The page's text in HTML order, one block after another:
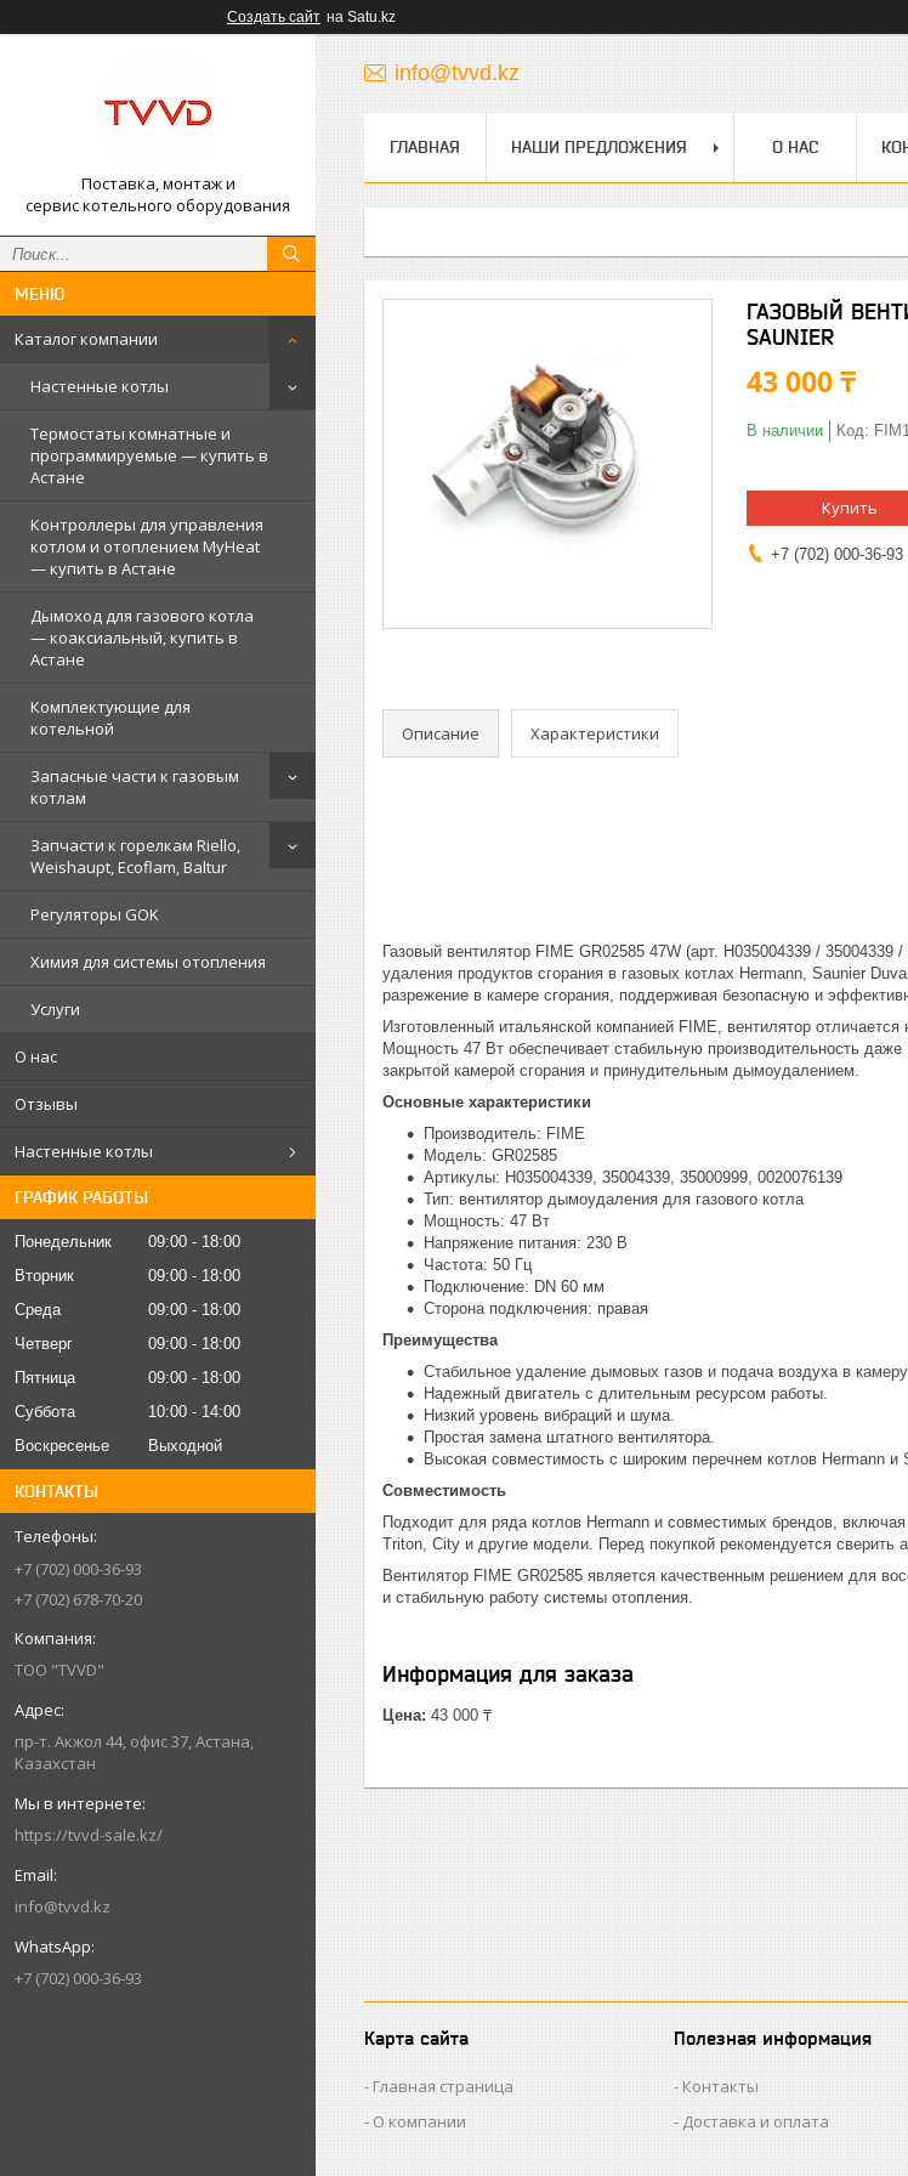
Создать сайт на Satu.kz
Поставка, монтаж и
сервис котельного оборудования
Каталог компании
Настенные котлы
Термостаты комнатные и
программируемые — купить в
Астане
Контроллеры для управления
котлом и отоплением MyHeat
— купить в Астане
Дымоход для газового котла
— коаксиальный, купить в
Астане
Комплектующие для
котельной
Запасные части к газовым
котлам
Запчасти к горелкам Riello,
Weishaupt, Ecoflam, Baltur
Регуляторы GOK
Химия для системы отопления
Услуги
О нас
Отзывы
Настенные котлы
ГРАФИК РАБОТЫ
Понедельник 09:00
18:00
Вторник
09:00
18:00
Среда
09:00
18:00
Четверг
09:00
18:00
Пятница
09:00
18:00
Суббота
10:00
14:00
Воскресенье
Выходной
КОНТАКТЫ
+7 (702) 000-36-93
+7 (702) 678-70-20
ТОО "TVVD"
пр-т. Акжол 44, офис 37, Астана,
Казахстан
https://tvvd-sale.kz/
info@tvvd.kz
+7 (702) 000-36-93
info@tvvd.kz
ГЛАВНАЯ НАШИ ПРЕДЛОЖЕНИЯ О НАС
ГАЗОВЫЙ
SAUNIER
43 000 ₸
В наличии Код:
Купить
+7 (702) 000-36-93
Описание Характеристики
Газовый вентилятор FIME GR02585 47W (арт. H035004339 /
удаления продуктов сгорания в газовых котлах Hermann, Saunier
разрежение в камере сгорания, поддерживая безопасную и
Изготовленный итальянской компанией FIME, вентилятор
Мощность 47 Вт обеспечивает стабильную производительность
закрытой камерой сгорания и принудительным дымоудалением.
Основные характеристики
Производитель: FIME
Модель: GR02585
Артикулы: H035004339, 35004339, 35000999, 0020076139
Тип: вентилятор дымоудаления для газового котла
Мощность: 47 Вт
Напряжение питания: 230 В
Частота: 50 Гц
Подключение: DN 60 мм
Сторона подключения: правая
Преимущества
Стабильное удаление дымовых газов и подача воздуха в камеру
Надежный двигатель с длительным ресурсом работы.
Низкий уровень вибраций и шума.
Простая замена штатного вентилятора.
Высокая совместимость с широким перечнем котлов Hermann и
Совместимость
Подходит для ряда котлов Hermann и совместимых брендов,
Triton, City и другие модели. Перед покупкой рекомендуется сверить
Вентилятор FIME GR02585 является качественным решением для
и стабильную работу системы отопления.
Информация для заказа
Цена: 43 000 ₸
Карта сайта
Главная страница
О компании
Полезная информация
Контакты
Доставка и оплата